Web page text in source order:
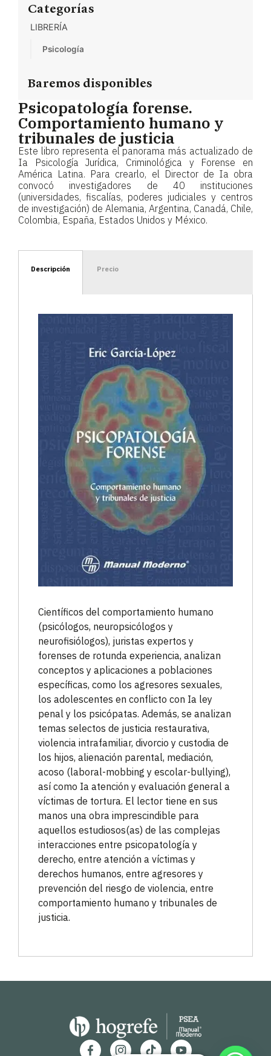
Categorías
LIBRERÍA
Psicología
Baremos disponibles
Psicopatología forense.
Comportamiento humano y
tribunales de justicia
Este libro representa el panorama más actualizado de
Ia Psicología Jurídica, Criminológica y Forense en
América Latina. Para crearlo, el Director de Ia obra
convocó investigadores de 40 instituciones
(universidades, fiscalías, poderes judiciales y centros
de investigación) de Alemania, Argentina, Canadá, Chile,
Colombia, España, Estados Unidos y México.
Descripción Precio
Científicos del comportamiento humano
(psicólogos, neuropsicólogos y
neurofisiólogos), juristas expertos y
forenses de rotunda experiencia, analizan
conceptos y aplicaciones a poblaciones
específicas, como los agresores sexuales,
los adolescentes en conflicto con Ia ley
penal y los psicópatas. Además, se analizan
temas selectos de justicia restaurativa,
violencia intrafamiliar, divorcio y custodia de
los hijos, alienación parental, mediación,
acoso (laboral-mobbing y escolar-bullying),
así como Ia atención y evaluación general a
víctimas de tortura. El lector tiene en sus
manos una obra imprescindible para
aquellos estudiosos(as) de las complejas
interacciones entre psicopatología y
derecho, entre atención a víctimas y
derechos humanos, entre agresores y
prevención del riesgo de violencia, entre
comportamiento humano y tribunales de
justicia.